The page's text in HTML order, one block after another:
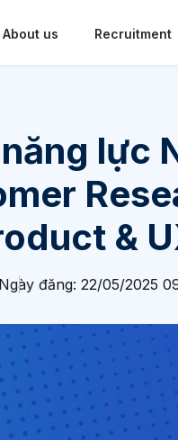
About us Recruitment
lực
&
Ngày đăng: 22/05/2025